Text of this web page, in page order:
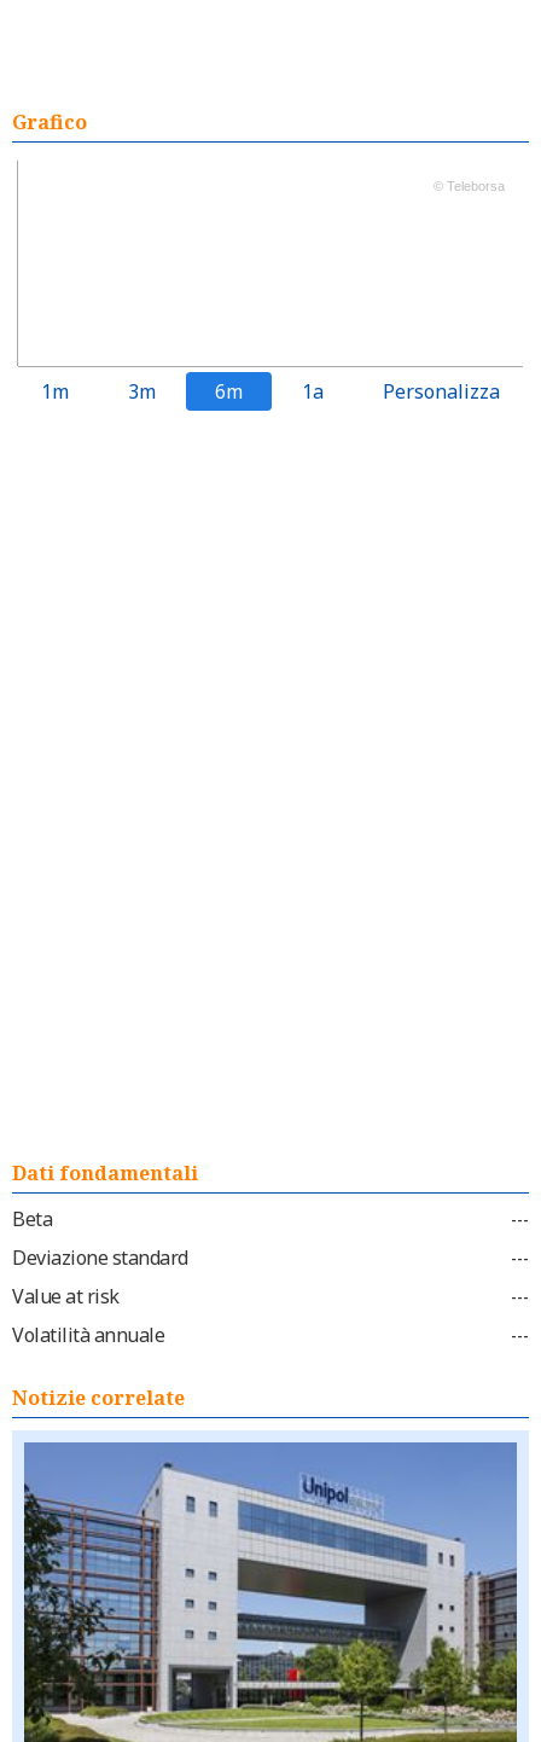
Grafico
© Teleborsa
1m 3m 6m 1a Personalizza
Dati fondamentali
Beta
---
Deviazione standard ---
Value at risk ---
Volatilità annuale ---
Notizie correlate